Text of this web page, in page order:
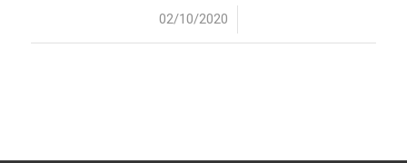
02/10/2020
/